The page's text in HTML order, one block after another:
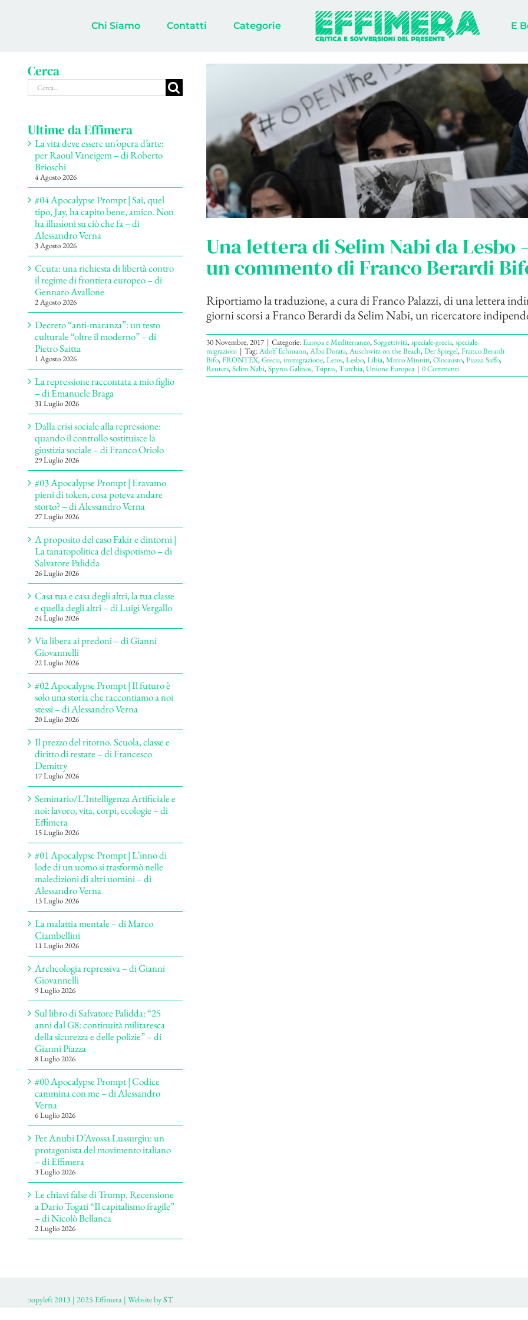
Chi Siamo Contatti Categorie E
Una lettera di Selim Nabi da Lesbo
un commento di Franco Berardi
Riportiamo la traduzione, a cura di Franco Palazzi, di una lettera
giorni scorsi a Franco Berardi da Selim Nabi, un ricercatore
30 Novembre, 2017 | Categorie:Europa e Mediterraneo,Soggettività,speciale-grecia,speciale-
migrazioni | Tag:Adolf Echmann,Alba Dorata,Auschwitz on the Beach,Der Spiegel,Franco Berardi
Bifo,FRONTEX,Grecia,immigrazione,Leros,Lesbo,Libia,Marco Minniti,Olocausto,Piazza Saffo,
Reuters,Selim Nabi,Spyros Galinos,Tsipras,Turchia,Unione Europea | 0 Commenti
Cerca
Cerca
per:
Ultime da Effimera
La vita deve essere un’opera d’arte:
per Raoul Vaneigem – di Roberto
Brioschi
4 Agosto 2026
#04 Apocalypse Prompt | Sai, quel
tipo, Jay, ha capito bene, amico. Non
ha illusioni su ciò che fa – di
Alessandro Verna
3 Agosto 2026
Ceuta: una richiesta di libertà contro
il regime di frontiera europeo – di
Gennaro Avallone
2 Agosto 2026
Decreto “anti-maranza”: un testo
culturale “oltre il moderno” – di
Pietro Saitta
1 Agosto 2026
La repressione raccontata a mio figlio
– di Emanuele Braga
31 Luglio 2026
Dalla crisi sociale alla repressione:
quando il controllo sostituisce la
giustizia sociale – di Franco Oriolo
29 Luglio 2026
#03 Apocalypse Prompt | Eravamo
pieni di token, cosa poteva andare
storto? – di Alessandro Verna
27 Luglio 2026
A proposito del caso Fakir e dintorni |
La tanatopolitica del dispotismo – di
Salvatore Palidda
26 Luglio 2026
Casa tua e casa degli altri, la tua classe
e quella degli altri – di Luigi Vergallo
24 Luglio 2026
Via libera ai predoni – di Gianni
Giovannelli
22 Luglio 2026
#02 Apocalypse Prompt | Il futuro è
solo una storia che raccontiamo a noi
stessi – di Alessandro Verna
20 Luglio 2026
Il prezzo del ritorno. Scuola, classe e
diritto di restare – di Francesco
Demitry
17 Luglio 2026
Seminario/L’Intelligenza Artificiale e
noi: lavoro, vita, corpi, ecologie – di
Effimera
15 Luglio 2026
#01 Apocalypse Prompt | L’inno di
lode di un uomo si trasformò nelle
maledizioni di altri uomini – di
Alessandro Verna
13 Luglio 2026
La malattia mentale – di Marco
Ciambellini
11 Luglio 2026
Archeologia repressiva – di Gianni
Giovannelli
9 Luglio 2026
Sul libro di Salvatore Palidda: “25
anni dal G8: continuità militaresca
della sicurezza e delle polizie” – di
Gianni Piazza
8 Luglio 2026
#00 Apocalypse Prompt | Codice
cammina con me – di Alessandro
Verna
6 Luglio 2026
Per Anubi D’Avossa Lussurgiu: un
protagonista del movimento italiano
– di Effimera
3 Luglio 2026
Le chiavi false di Trump. Recensione
a Dario Togati “Il capitalismo fragile”
– di Nicolò Bellanca
2 Luglio 2026
ɔopyleft 2013 | 2025 Effimera | Website byST